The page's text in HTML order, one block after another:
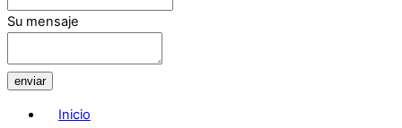
Su mensaje
enviar
Inicio